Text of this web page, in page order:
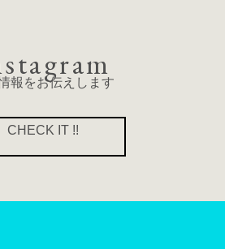
報をお伝えします
CHECK IT !!